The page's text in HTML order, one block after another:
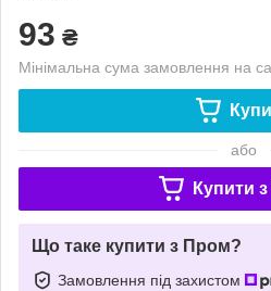
93 ₴
Мінімальна сума замовлення на
або
Купити з
Що таке купити з Пром?
Замовлення під захистом